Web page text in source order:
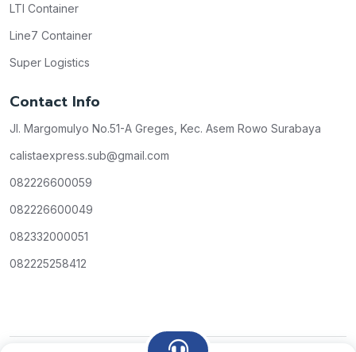
LTI Container
Line7 Container
Super Logistics
Contact Info
Jl. Margomulyo No.51-A Greges, Kec. Asem Rowo Surabaya
calistaexpress.sub@gmail.com
082226600059
082226600049
082332000051
082225258412